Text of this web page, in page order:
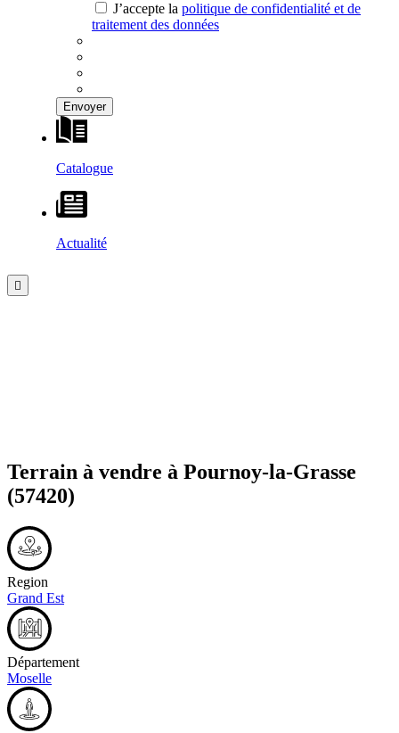
J’accepte la politique de confidentialité et de
traitement des données
Catalogue
Actualité
Terrain à vendre à Pournoy-la-Grasse
(57420)
Region
Grand Est
Département
Moselle